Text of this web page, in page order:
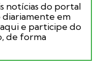
notícias do portal
em
e participe do
de forma